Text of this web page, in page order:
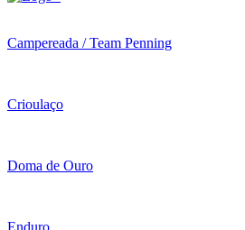
Campereada / Team Penning
Crioulaço
Doma de Ouro
Enduro